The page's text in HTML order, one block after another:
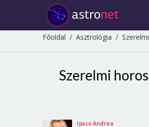
Főoldal / Asztrológia /
Szerelmi
Ipacs Andrea